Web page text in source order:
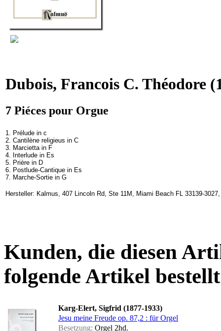
Dubois, Francois C. Théodore
7 Piéces pour Orgue
1. Prélude in c
2. Cantilène religieus in C
3. Marcietta in F
4. Interlude in Es
5. Prière in D
6. Postlude-Cantique in Es
7. Marche-Sortie in G
Hersteller: Kalmus, 407 Lincoln Rd, Ste 11M, Miami Beach FL 33139-
Kunden, die diesen
folgende Artikel
Karg-Elert, Sigfrid (1877-1933)
Jesu meine Freude op. 87,2 : für Orgel
Besetzung: Orgel 2hd.